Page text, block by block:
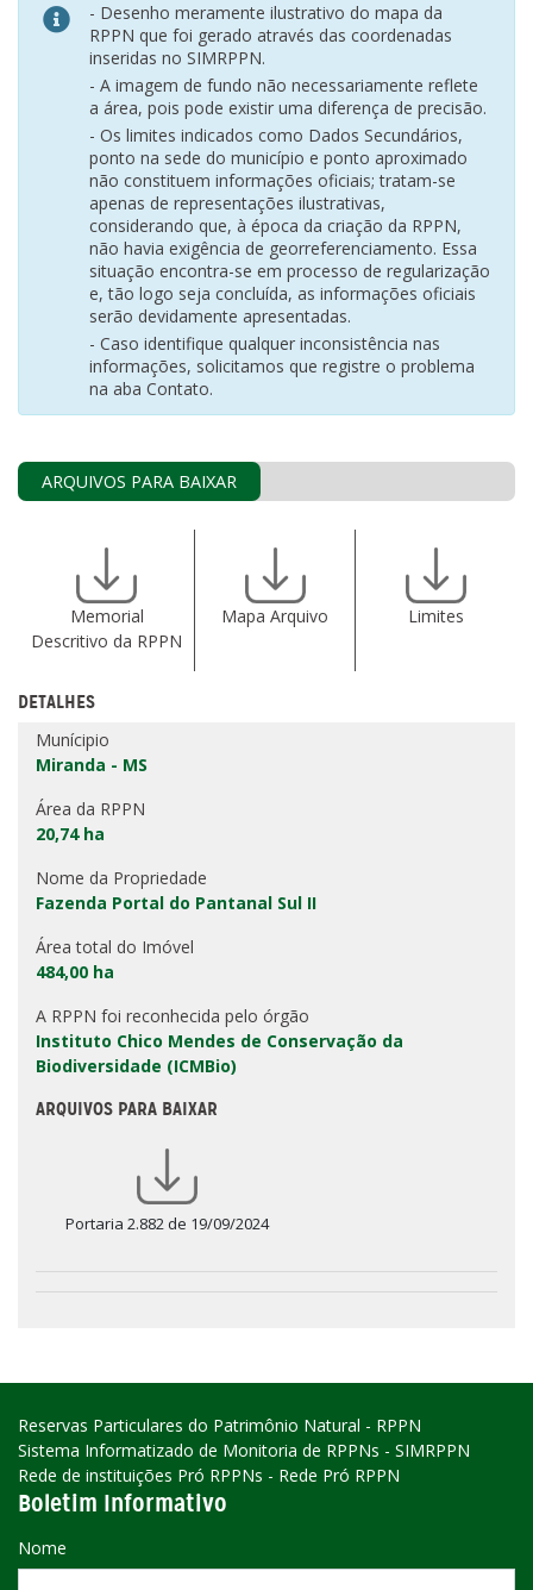
- Desenho meramente ilustrativo do mapa da
RPPN que foi gerado através das coordenadas
inseridas no SIMRPPN.
- A imagem de fundo não necessariamente reflete
a área, pois pode existir uma diferença de precisão.
- Os limites indicados como Dados Secundários,
ponto na sede do município e ponto aproximado
não constituem informações oficiais; tratam-se
apenas de representações ilustrativas,
considerando que, à época da criação da RPPN,
não havia exigência de georreferenciamento. Essa
situação encontra-se em processo de regularização
e, tão logo seja concluída, as informações oficiais
serão devidamente apresentadas.
- Caso identifique qualquer inconsistência nas
informações, solicitamos que registre o problema
na aba Contato.
ARQUIVOS PARA BAIXAR
Memorial
Descritivo da RPPN
Mapa Arquivo Limites
DETALHES
Munícipio
Miranda - MS
Área da RPPN
20,74 ha
Nome da Propriedade
Fazenda Portal do Pantanal Sul II
Área total do Imóvel
484,00 ha
A RPPN foi reconhecida pelo órgão
Instituto Chico Mendes de Conservação da
Biodiversidade (ICMBio)
ARQUIVOS PARA BAIXAR
Portaria 2.882 de 19/09/2024
Reservas Particulares do Patrimônio Natural - RPPN
Sistema Informatizado de Monitoria de RPPNs - SIMRPPN
Rede de instituições Pró RPPNs - Rede Pró RPPN
Boletim Informativo
Nome